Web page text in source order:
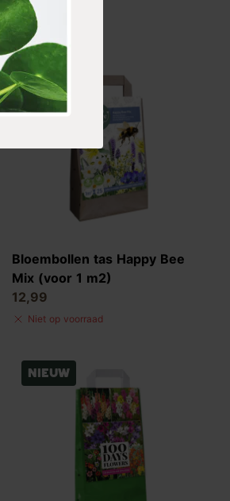
Niet op voorraad
Nieuw
Bloembollen tas Happy Bee
Mix (voor 1 m2)
12,99
Niet op voorraad
Nieuw